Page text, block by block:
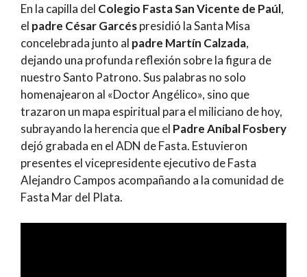
En la capilla del Colegio Fasta San Vicente de Paúl,
el padre César Garcéspresidió la Santa Misa
concelebrada junto al padre Martín Calzada,
dejando una profunda reflexión sobre la figura de
nuestro Santo Patrono. Sus palabras no solo
homenajearon al «Doctor Angélico», sino que
trazaron un mapa espiritual para el miliciano de hoy,
subrayando la herencia que el Padre Aníbal Fosbery
dejó grabada en el ADN de Fasta. Estuvieron
presentes el vicepresidente ejecutivo de Fasta
Alejandro Campos acompañando a la comunidad de
Fasta Mar del Plata.